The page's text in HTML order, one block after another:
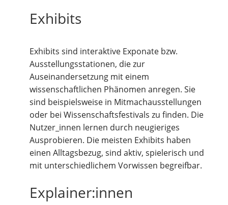
Exhibits
Exhibits sind interaktive Exponate bzw.
Ausstellungsstationen, die zur
Auseinandersetzung mit einem
wissenschaftlichen Phänomen anregen. Sie
sind beispielsweise in Mitmachausstellungen
oder bei Wissenschaftsfestivals zu finden. Die
Nutzer_innen lernen durch neugieriges
Ausprobieren. Die meisten Exhibits haben
einen Alltagsbezug, sind aktiv, spielerisch und
mit unterschiedlichem Vorwissen begreifbar.
Explainer:innen